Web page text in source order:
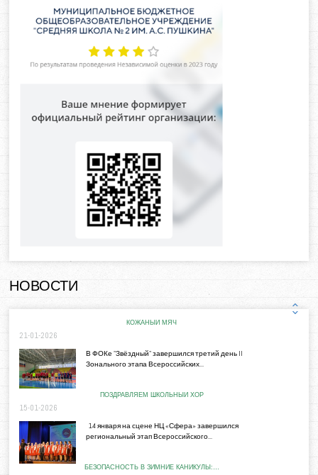
НОВОСТИ
КОЖАНЫЙ МЯЧ
21-01-2026
В ФОКе "Звёздный" завершился третий день II
Зонального этапа Всероссийских...
ПОЗДРАВЛЯЕМ ШКОЛЬНЫЙ ХОР
15-01-2026
14 января на сцене НЦ «Сфера» завершился
региональный этап Всероссийского...
БЕЗОПАСНОСТЬ В ЗИМНИЕ КАНИКУЛЫ:…